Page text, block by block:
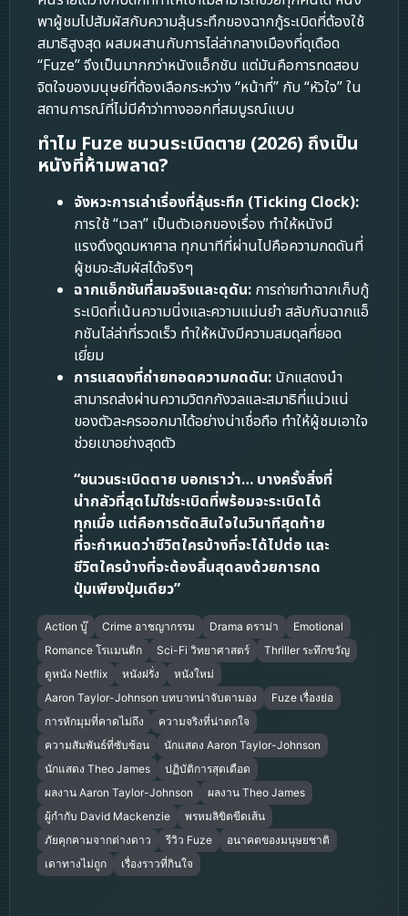
พาผู้ชมไปสัมผัสกับความลุ้นระทึกของฉากกู้ระเบิดที่ต้องใช้
สมาธิสูงสุด ผสมผสานกับการไล่ล่ากลางเมืองที่ดุเดือด
“Fuze” จึงเป็นมากกว่าหนังแอ็กชัน แต่มันคือการทดสอบ
จิตใจของมนุษย์ที่ต้องเลือกระหว่าง “หน้าที่” กับ “หัวใจ” ใน
สถานการณ์ที่ไม่มีคำว่าทางออกที่สมบูรณ์แบบ
ทำไม Fuze ชนวนระเบิดตาย (2026) ถึงเป็น
หนังที่ห้ามพลาด?
จังหวะการเล่าเรื่องที่ลุ้นระทึก (Ticking Clock):
การใช้ “เวลา” เป็นตัวเอกของเรื่อง ทำให้หนังมี
แรงดึงดูดมหาศาล ทุกนาทีที่ผ่านไปคือความกดดันที่
ผู้ชมจะสัมผัสได้จริงๆ
ฉากแอ็กชันที่สมจริงและดุดัน: การถ่ายทำฉากเก็บกู้
ระเบิดที่เน้นความนิ่งและความแม่นยำ สลับกับฉากแอ็
กชันไล่ล่าที่รวดเร็ว ทำให้หนังมีความสมดุลที่ยอด
เยี่ยม
การแสดงที่ถ่ายทอดความกดดัน: นักแสดงนำ
สามารถส่งผ่านความวิตกกังวลและสมาธิที่แน่วแน่
ของตัวละครออกมาได้อย่างน่าเชื่อถือ ทำให้ผู้ชมเอาใจ
ช่วยเขาอย่างสุดตัว
“ชนวนระเบิดตาย บอกเราว่า… บางครั้งสิ่งที่
น่ากลัวที่สุดไม่ใช่ระเบิดที่พร้อมจะระเบิดได้
ทุกเมื่อ แต่คือการตัดสินใจในวินาทีสุดท้าย
ที่จะกำหนดว่าชีวิตใครบ้างที่จะได้ไปต่อ และ
ชีวิตใครบ้างที่จะต้องสิ้นสุดลงด้วยการกด
ปุ่มเพียงปุ่มเดียว”
Action บู๊ Crime อาชญากรรม Drama ดราม่า
Emotional
Romance โรแมนติก
Sci-Fi วิทยาศาสตร์
Thriller ระทึกขวัญ
ดูหนัง Netflix
หนังฝรั่ง
หนังใหม่
Aaron Taylor-Johnson บทบาทน่าจับตามอง
Fuze เรื่องย่อ
การหักมุมที่คาดไม่ถึง
ความจริงที่น่าตกใจ
ความสัมพันธ์ที่ซับซ้อน
นักแสดง Aaron Taylor-Johnson
นักแสดง Theo James
ปฏิบัติการสุดเดือด
ผลงาน Aaron Taylor-Johnson
ผลงาน Theo James
ผู้กำกับ David Mackenzie
พรหมลิขิตขีดเส้น
ภัยคุกคามจากต่างดาว
รีวิว Fuze
อนาคตของมนุษยชาติ
เดาทางไม่ถูก
เรื่องราวที่กินใจ